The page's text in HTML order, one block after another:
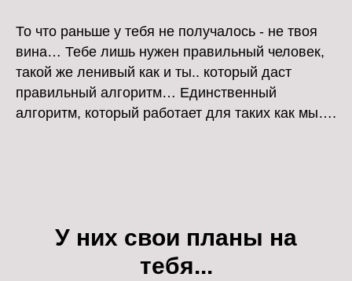
То что раньше у тебя не получалось - не твоя
вина… Тебе лишь нужен правильный человек,
такой же ленивый как и ты.. который даст
правильный алгоритм… Единственный
алгоритм, который работает для таких как мы….
У них свои планы на
тебя...